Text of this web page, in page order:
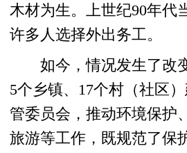
木材为生。上世纪90年代
许多人选择外出务工。
如今，情况发生了改
5个乡镇、17个村（社区
管委员会，推动环境保护
旅游等工作，既规范了保